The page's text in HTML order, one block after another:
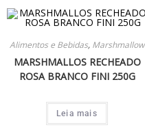
Alimentos e Bebidas, Marshmallow
MARSHMALLOS RECHEADO
ROSA BRANCO FINI 250G
Leia mais